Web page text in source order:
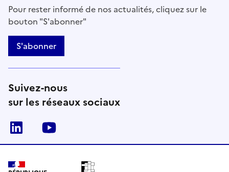
Pour rester informé de nos actualités, cliquez sur le
bouton "S'abonner"
S'abonner
Suivez-nous
sur les réseaux sociaux
Linkedin